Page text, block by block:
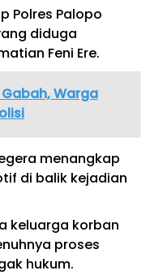
Polres Palopo
diduga
Feni Ere.
Gabah, Warga
menangkap
di balik kejadian
keluarga korban
proses
hukum.